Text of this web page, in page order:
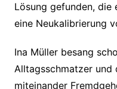
Lösung gefunden,
eine Neukalibrierung
Ina Müller besang
Alltagsschmatzer und
miteinander